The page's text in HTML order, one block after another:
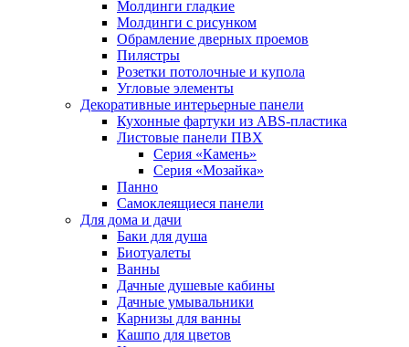
Молдинги гладкие
Молдинги с рисунком
Обрамление дверных проемов
Пилястры
Розетки потолочные и купола
Угловые элементы
Декоративные интерьерные панели
Кухонные фартуки из ABS-пластика
Листовые панели ПВХ
Серия «Камень»
Серия «Мозайка»
Панно
Самоклеящиеся панели
Для дома и дачи
Баки для душа
Биотуалеты
Ванны
Дачные душевые кабины
Дачные умывальники
Карнизы для ванны
Кашпо для цветов